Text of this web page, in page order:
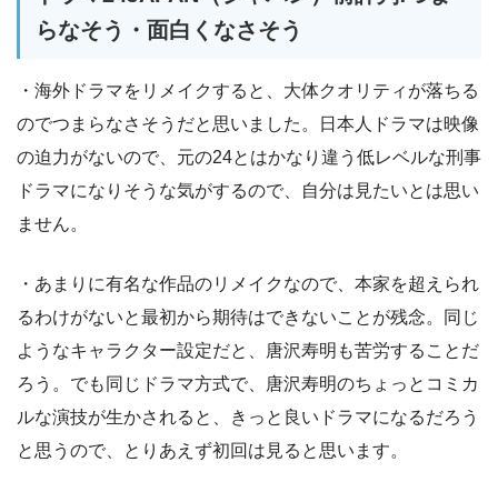
らなそう・面白くなさそう
・海外ドラマをリメイクすると、大体クオリティが落ちる
のでつまらなさそうだと思いました。日本人ドラマは映像
の迫力がないので、元の24とはかなり違う低レベルな刑事
ドラマになりそうな気がするので、自分は見たいとは思い
ません。
・あまりに有名な作品のリメイクなので、本家を超えられ
るわけがないと最初から期待はできないことが残念。同じ
ようなキャラクター設定だと、唐沢寿明も苦労することだ
ろう。でも同じドラマ方式で、唐沢寿明のちょっとコミカ
ルな演技が生かされると、きっと良いドラマになるだろう
と思うので、とりあえず初回は見ると思います。